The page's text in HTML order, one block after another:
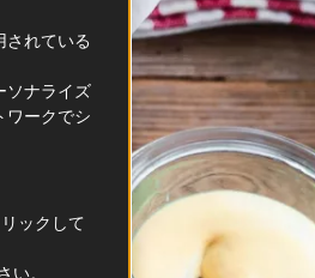
れている
ソナライズ
ワークでシ
ックして
。